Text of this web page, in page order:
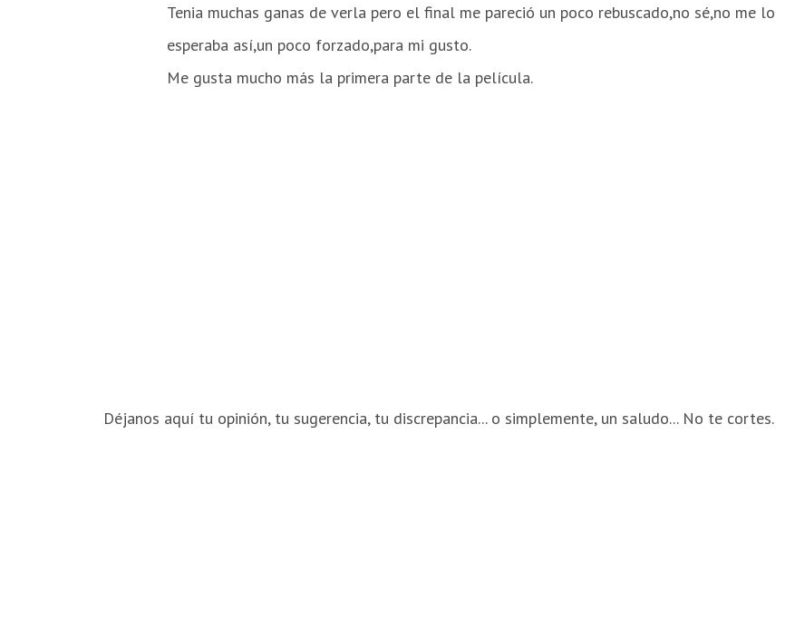
Tenia muchas ganas de verla pero el final me pareció un poco rebuscado,no sé,no me lo
esperaba así,un poco forzado,para mi gusto.
Me gusta mucho más la primera parte de la película.
Déjanos aquí tu opinión, tu sugerencia, tu discrepancia... o simplemente, un saludo... No te cortes.